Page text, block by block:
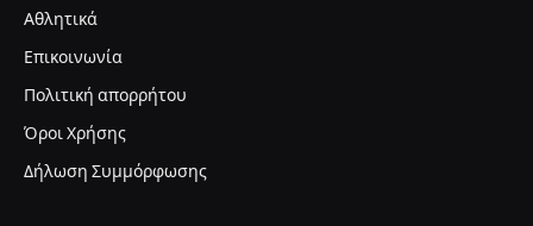
Αθλητικά
Επικοινωνία
Πολιτική απορρήτου
Όροι Χρήσης
Δήλωση Συμμόρφωσης